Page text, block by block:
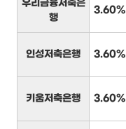
우리금융저축은
행
3.60%
인성저축은행 3.60%
키움저축은행 3.60%